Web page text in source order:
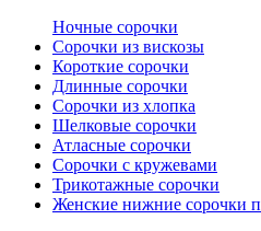
Ночные сорочки
Сорочки из вискозы
Короткие сорочки
Длинные сорочки
Сорочки из хлопка
Шелковые сорочки
Атласные сорочки
Сорочки с кружевами
Трикотажные сорочки
Женские нижние сорочки